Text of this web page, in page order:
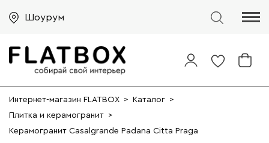
Шоурум
Интернет-магазин FLATBOX > Каталог >
Плитка и керамогранит >
Керамогранит Casalgrande Padana Citta Praga